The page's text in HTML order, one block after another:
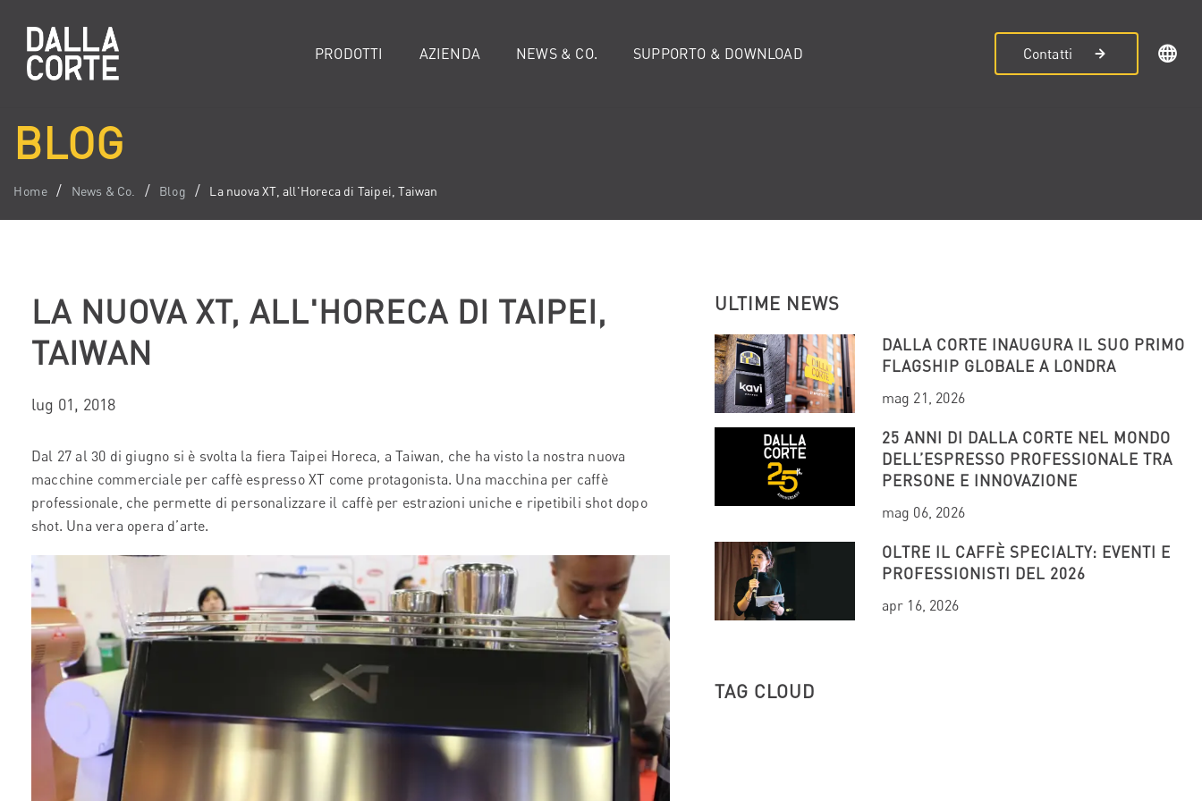
PRODOTTI AZIENDA NEWS & CO. SUPPORTO & DOWNLOAD Contatti
BLOG
Home News & Co. Blog La nuova XT, all'Horeca di Taipei, Taiwan
LA NUOVA XT, ALL'HORECA DI TAIPEI,
TAIWAN
lug 01, 2018
Dal 27 al 30 di giugno si è svolta la fiera Taipei Horeca, a Taiwan, che ha visto la nostra nuova
macchine commerciale per caffè espresso XT come protagonista. Una macchina per caffè
professionale, che permette di personalizzare il caffè per estrazioni uniche e ripetibili shot dopo
shot. Una vera opera d’arte.
ULTIME NEWS
DALLA CORTE INAUGURA IL SUO PRIMO
FLAGSHIP GLOBALE A LONDRA
mag 21, 2026
25 ANNI DI DALLA CORTE NEL MONDO
DELL’ESPRESSO PROFESSIONALE TRA
PERSONE E INNOVAZIONE
mag 06, 2026
OLTRE IL CAFFÈ SPECIALTY: EVENTI E
PROFESSIONISTI DEL 2026
apr 16, 2026
TAG CLOUD